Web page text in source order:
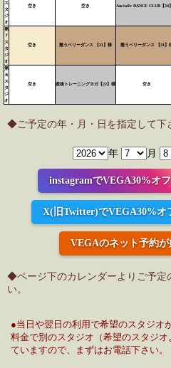
ス
タ
ジ
オ
空き 空き Anciaile DANCE CLUB【34
第
７
ス
タ
ジ
オ
空き 整うベリーダンス 【31】様 整うベリーダンス 【31】
第
８
ス
タ
ジ
オ
空き 産後トレーニングヨガ【22】様 空き
◆ご予定の年・月・日を指定して下
年 月
instagramでVEGA30%オ
X(旧Twitter)でVEGA30%オ
VEGAのネット予約が
◆ページ下のカレンダーよりご予定
い。
●当日や翌日の利用で希望のスタジオ
料金で別のスタジオ（希望のスタジ
ていますので、まずはお電話下さい。